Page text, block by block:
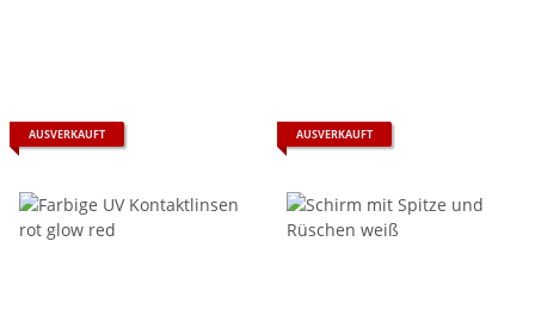
AUSVERKAUFT AUSVERKAUFT